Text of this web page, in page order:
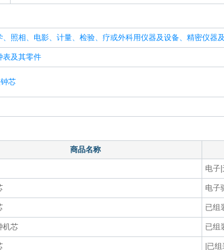
照相、电影、计量、检验、疗或外科用仪器及设备、精密仪器
表及其零件
芯
商品名称
电子
电子
已组
机芯 已组
|已